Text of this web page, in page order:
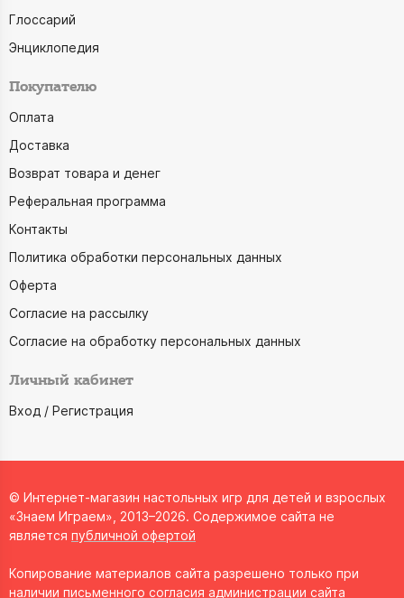
Глоссарий
Энциклопедия
Покупателю
Оплата
Доставка
Возврат товара и денег
Реферальная программа
Контакты
Политика обработки персональных данных
Оферта
Согласие на рассылку
Согласие на обработку персональных данных
Личный кабинет
Вход / Регистрация
© Интернет-магазин настольных игр для детей и взрослых
«Знаем Играем», 2013–2026. Содержимое сайта не
является публичной офертой
Копирование материалов сайта разрешено только при
наличии письменного согласия администрации сайта